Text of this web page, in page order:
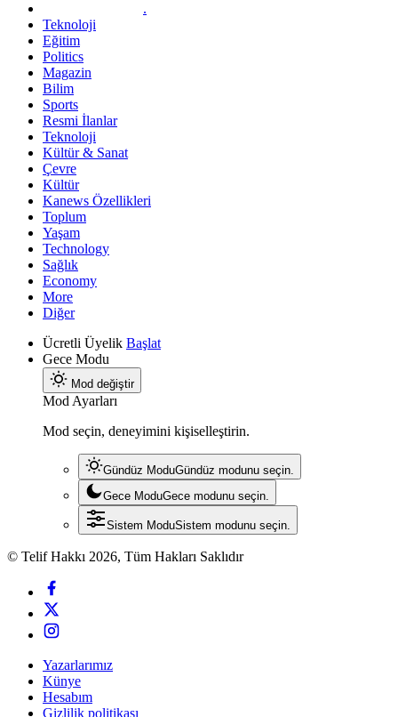
.
Teknoloji
Eğitim
Politics
Magazin
Bilim
Sports
Resmi İlanlar
Teknoloji
Kültür & Sanat
Çevre
Kültür
Kanews Özellikleri
Toplum
Yaşam
Technology
Sağlık
Economy
More
Diğer
Ücretli Üyelik Başlat
Gece Modu
Mod değiştir
Mod Ayarları
Mod seçin, deneyimini kişiselleştirin.
Gündüz ModuGündüz modunu seçin.
Gece ModuGece modunu seçin.
Sistem ModuSistem modunu seçin.
© Telif Hakkı 2026, Tüm Hakları Saklıdır
Yazarlarımız
Künye
Hesabım
Gizlilik politikası